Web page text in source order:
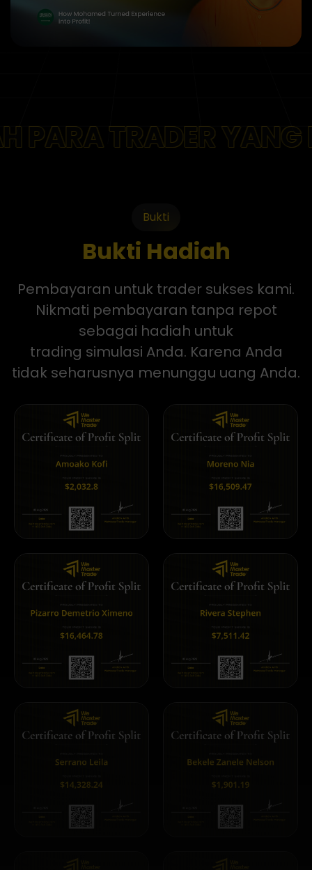
TRADER YANG
Bukti
Bukti Hadiah
Pembayaran untuk trader sukses kami.
Nikmati pembayaran tanpa repot
sebagai hadiah untuk
trading simulasi Anda. Karena Anda
tidak seharusnya menunggu uang Anda.